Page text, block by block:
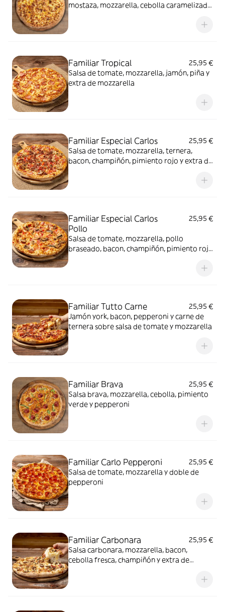
mostaza, mozzarella, cebolla caramelizada
Familiar Tropical
25,95 €
Salsa de tomate, mozzarella, jamón, piña y
extra de mozzarella
Familiar Especial Carlos
25,95 €
Salsa de tomate, mozzarella, ternera,
bacon, champiñón, pimiento rojo y extra de
Familiar Especial Carlos
Pollo
25,95 €
Salsa de tomate, mozzarella, pollo
braseado, bacon, champiñón, pimiento rojo
Familiar Tutto Carne
25,95 €
Jamón york, bacon, pepperoni y carne de
ternera sobre salsa de tomate y mozzarella
Familiar Brava
25,95 €
Salsa brava, mozzarella, cebolla, pimiento
verde y pepperoni
Familiar Carlo Pepperoni
25,95 €
Salsa de tomate, mozzarella y doble de
pepperoni
Familiar Carbonara
25,95 €
Salsa carbonara, mozzarella, bacon,
cebolla fresca, champiñón y extra de